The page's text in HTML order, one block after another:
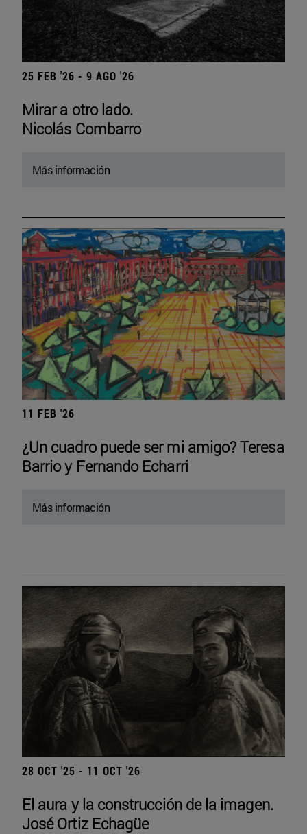
25 FEB '26 - 9 AGO '26
Mirar a otro lado.
Nicolás Combarro
Más información
11 FEB '26
¿Un cuadro puede ser mi amigo? Teresa
Barrio y Fernando Echarri
Más información
28 OCT '25 - 11 OCT '26
El aura y la construcción de la imagen.
José Ortiz Echagüe